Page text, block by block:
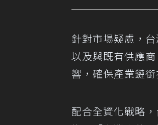
針對市場疑慮，
以及與既有供應
響，確保產業鏈銜
配合全資化戰略